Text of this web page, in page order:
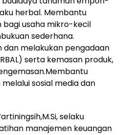
herbal. Membantu
bagi usaha mikro-kecil
sederhana.
dan melakukan pengadaan
serta kemasan produk,
sosial media dan
selaku
manajemen keuangan